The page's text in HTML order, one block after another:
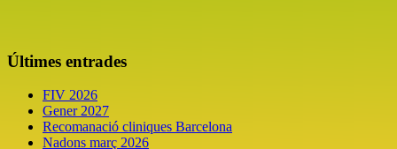
Últimes entrades
FIV 2026
Gener 2027
Recomanació cliniques Barcelona
Nadons març 2026